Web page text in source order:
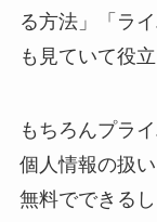
る方法」「ラ
も見ていて役立
もちろんプラ
個人情報の扱
無料でできる